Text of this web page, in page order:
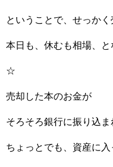
ということで、せっか
本日も、休むも相場、と
☆
売却した本のお金が
そろそろ銀行に振り込ま
ちょっとでも、資産に